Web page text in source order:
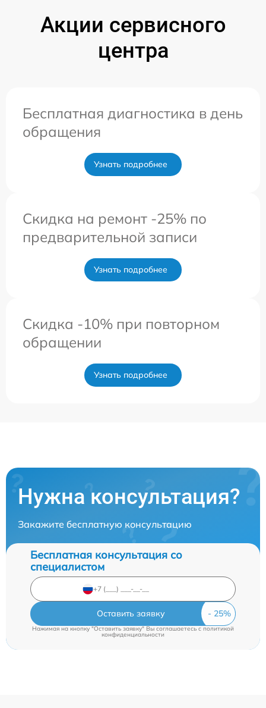
Акции сервисного
центра
Бесплатная диагностика в день
обращения
Узнать подробнее
Скидка на ремонт -25% по
предварительной записи
Узнать подробнее
Скидка -10% при повторном
обращении
Узнать подробнее
Нужна консультация?
Закажите бесплатную консультацию
Бесплатная консультация со
специалистом
Оставить заявку
Нажимая на кнопку "Оставить заявку" Вы соглашаетесь cполитикой
конфиденциальности